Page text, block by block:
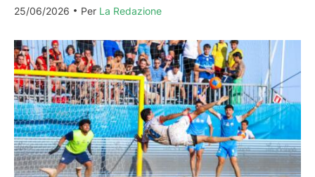
25/06/2026
Per La Redazione